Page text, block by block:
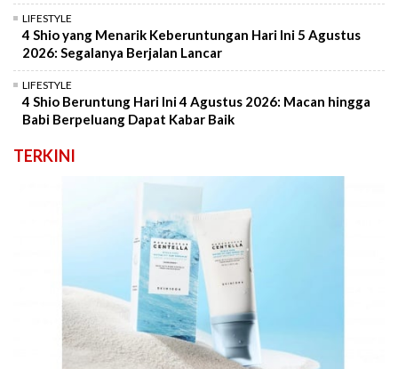
LIFESTYLE
4 Shio yang Menarik Keberuntungan Hari Ini 5 Agustus
2026: Segalanya Berjalan Lancar
LIFESTYLE
4 Shio Beruntung Hari Ini 4 Agustus 2026: Macan hingga
Babi Berpeluang Dapat Kabar Baik
TERKINI